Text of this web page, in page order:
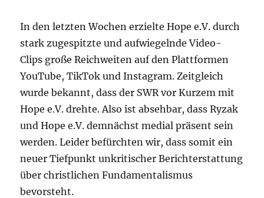
In den letzten Wochen erzielte Hope e.V. durch
stark zugespitzte und aufwiegelnde Video-
Clips große Reichweiten auf den Plattformen
YouTube, TikTok und Instagram. Zeitgleich
wurde bekannt, dass der SWR vor Kurzem mit
Hope e.V. drehte. Also ist absehbar, dass Ryzak
und Hope e.V. demnächst medial präsent sein
werden. Leider befürchten wir, dass somit ein
neuer Tiefpunkt unkritischer Berichterstattung
über christlichen Fundamentalismus
bevorsteht.